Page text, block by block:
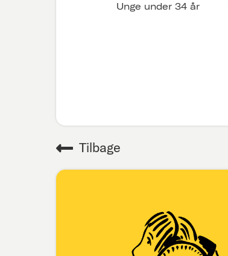
Unge under 34 år
Tilbage